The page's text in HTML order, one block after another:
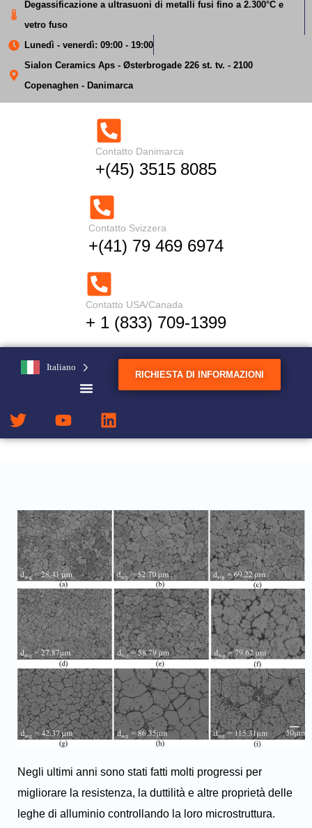
Degassificazione a ultrasuoni di metalli fusi fino a 2.300°C e
vetro fuso
Lunedì - venerdì: 09:00 - 19:00
Sialon Ceramics Aps - Østerbrogade 226 st. tv. - 2100
Copenaghen - Danimarca
Contatto Danimarca
+(45) 3515 8085
Contatto Svizzera
+(41) 79 469 6974
Contatto USA/Canada
+ 1 (833) 709-1399
Italiano
RICHIESTA DI INFORMAZIONI
Micro-legamento ad
ultrasuoni dell'alluminio
Micro-legamento ad ultrasuoni dell'alluminio
Creiamo nuove leghe di
alluminio con proprietà di
acciaio.
Negli ultimi anni sono stati fatti molti progressi per
migliorare la resistenza, la duttilità e altre proprietà delle
leghe di alluminio controllando la loro microstruttura.